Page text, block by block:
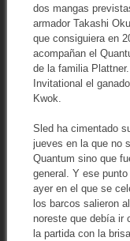
dos mangas
armador Takashi
que consiguiera en
acompañan el
de la familia
Invitational el
Kwok.
Sled ha cimentado
jueves en la que no
Quantum sino que
general. Y ese
ayer en el que se
los barcos salieron
noreste que debía ir
la partida con la